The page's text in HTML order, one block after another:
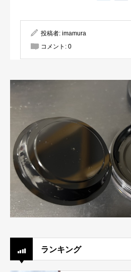
投稿者: imamura
コメント: 0
ランキング